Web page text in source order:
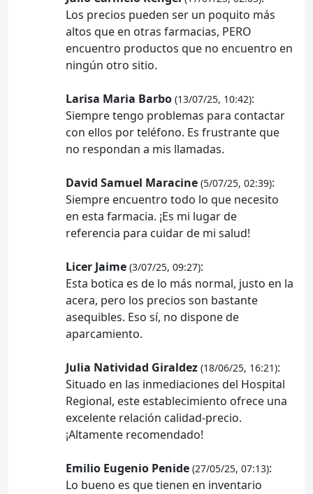
Los precios pueden ser un poquito más
altos que en otras farmacias, PERO
encuentro productos que no encuentro en
ningún otro sitio.
Larisa Maria Barbo (13/07/25, 10:42):
Siempre tengo problemas para contactar
con ellos por teléfono. Es frustrante que
no respondan a mis llamadas.
David Samuel Maracine (5/07/25, 02:39):
Siempre encuentro todo lo que necesito
en esta farmacia. ¡Es mi lugar de
referencia para cuidar de mi salud!
Licer Jaime (3/07/25, 09:27):
Esta botica es de lo más normal, justo en la
acera, pero los precios son bastante
asequibles. Eso sí, no dispone de
aparcamiento.
Julia Natividad Giraldez (18/06/25, 16:21):
Situado en las inmediaciones del Hospital
Regional, este establecimiento ofrece una
excelente relación calidad-precio.
¡Altamente recomendado!
Emilio Eugenio Penide (27/05/25, 07:13):
Lo bueno es que tienen en inventario